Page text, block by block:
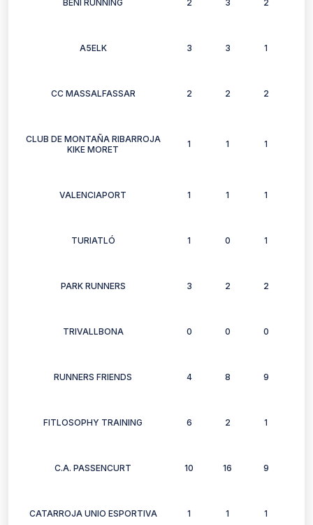
BENI RUNNING 2 3 2
A5ELK 3 3 1
CC MASSALFASSAR 2 2 2
CLUB DE MONTAÑA RIBARROJA
KIKE MORET
1 1 1
VALENCIAPORT 1 1 1
TURIATLÓ 1 0 1
PARK RUNNERS 3 2 2
TRIVALLBONA 0 0 0
RUNNERS FRIENDS 4 8 9
FITLOSOPHY TRAINING 6 2 1
C.A. PASSENCURT 10 16 9
CATARROJA UNIO ESPORTIVA 1 1 1